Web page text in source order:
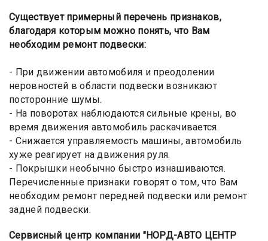
Существует примерный перечень признаков,
благодаря которым можно понять, что Вам
необходим ремонт подвески:
- При движении автомобиля и преодолении
неровностей в области подвески возникают
посторонние шумы.
- На поворотах наблюдаются сильные крены, во
время движения автомобиль раскачивается.
- Снижается управляемость машины, автомобиль
хуже реагирует на движения руля.
- Покрышки необычно быстро изнашиваются.
Перечисленные признаки говорят о том, что Вам
необходим ремонт передней подвески или ремонт
задней подвески.
Сервисный центр компании "НОРД-АВТО ЦЕНТР